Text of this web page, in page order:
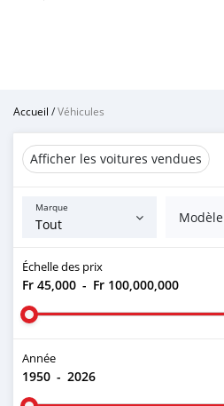
Accueil /Véhicules
Afficher les voitures vendues
Marque
Modèle
Échelle des prix
Fr 45,000 - Fr 100,000,000
Année
1950 - 2026